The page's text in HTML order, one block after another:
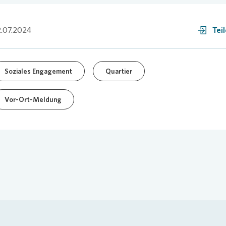
Soziales Engagement Quartier
Vor-Ort-Meldung